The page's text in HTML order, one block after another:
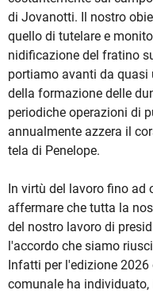
di Jovanotti. Il nostro
quello di tutelare e
nidificazione del fratino
portiamo avanti da quasi
della formazione delle
periodiche operazioni di
annualmente azzera il
tela di Penelope.
In virtù del lavoro fino ad
affermare che tutta la
del nostro lavoro di
l'accordo che siamo
Infatti per l'edizione
comunale ha